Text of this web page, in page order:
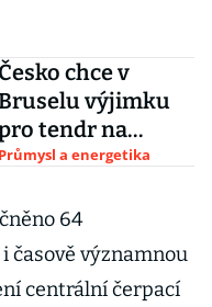
Česko chce v
výjimku
tendr na
stavbu v
Průmysl a energetika
64
časově významnou
centrální čerpací